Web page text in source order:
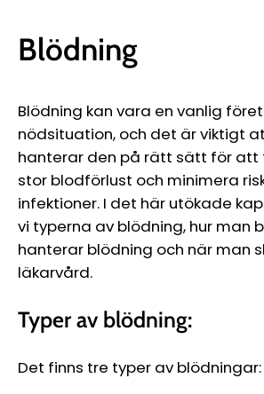
Blödning
Blödning kan vara en vanlig
nödsituation, och det är viktigt
hanterar den på rätt sätt för
stor blodförlust och minimera
infektioner. I det här utökade
vi typerna av blödning, hur man
hanterar blödning och när man
läkarvård.
Typer av blödning:
Det finns tre typer av blödningar: